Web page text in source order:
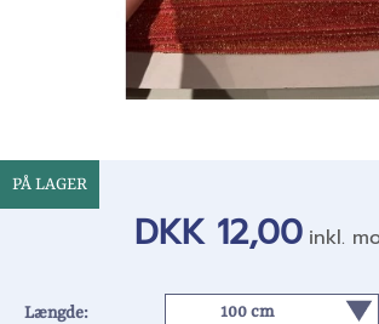
PÅ LAGER
DKK 12,00 inkl.
Længde: